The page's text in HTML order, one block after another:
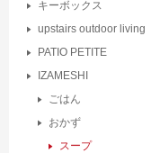
キーボックス
upstairs outdoor living
PATIO PETITE
IZAMESHI
ごはん
おかず
スープ